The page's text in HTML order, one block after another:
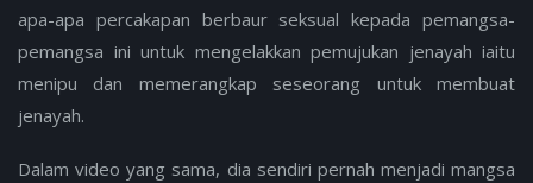
apa-apa percakapan berbaur seksual kepada pemangsa-
pemangsa ini untuk mengelakkan pemujukan jenayah iaitu
menipu dan memerangkap seseorang untuk membuat
jenayah.
Dalam video yang sama, dia sendiri pernah menjadi mangsa